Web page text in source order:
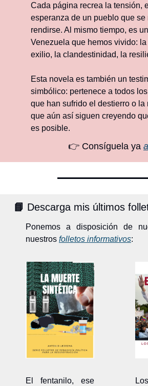
Cada página recrea la tensión,
esperanza de un pueblo que se
rendirse. Al mismo tiempo, es
Venezuela que hemos vivido: la
exilio, la clandestinidad, la
Esta novela es también un
simbólico: pertenece a todos
que han sufrido el destierro o la
que aún así siguen creyendo
es posible.
👉 Consíguela ya
📘 Descarga mis últimos
Ponemos a disposición de
nuestros folletos informativos:
El fentanilo, ese